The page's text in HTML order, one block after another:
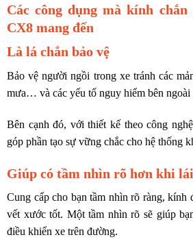
Các công dụng mà kính
CX8 mang đến
Là lá chắn bảo vệ
Bảo vệ người ngồi trong xe tránh các
mưa… và các yếu tố nguy hiểm bên ngoài
Bên cạnh đó, với thiết kế theo công
góp phần tạo sự vững chắc cho hệ thống
Giúp có tầm nhìn rõ hơn khi
Cung cấp cho bạn tầm nhìn rõ ràng, kính
vết xước tốt. Một tầm nhìn rõ sẽ giúp
điều khiển xe trên đường.